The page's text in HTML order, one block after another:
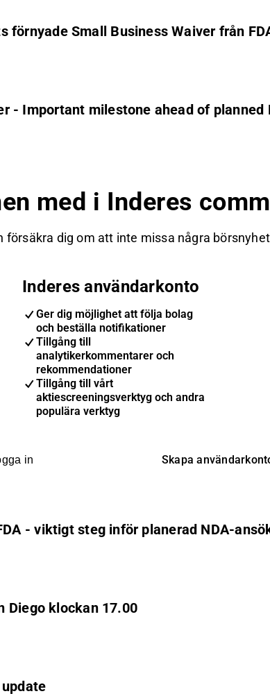
förnyade Small Business Waiver från
- Important milestone ahead of planned
med i Inderes
dig om att inte missa några
Inderes användarkonto
Ger dig möjlighet att följa bolag
och beställa notifikationer
Tillgång till
analytikerkommentarer och
rekommendationer
Tillgång till vårt
aktiescreeningsverktyg och andra
populära verktyg
in Skapa
- viktigt steg inför planerad NDA-
Diego klockan 17.00